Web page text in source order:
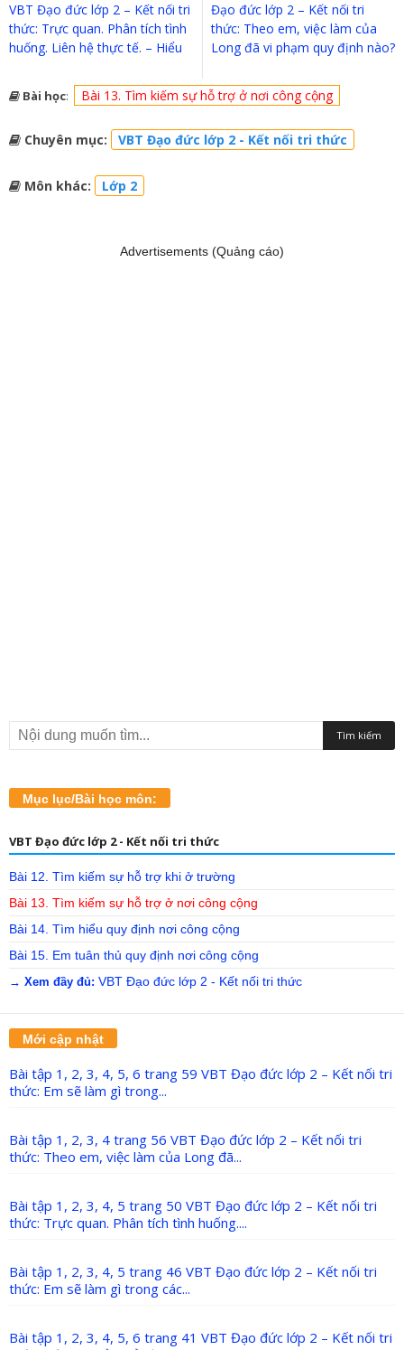
VBT Đạo đức lớp 2 – Kết nối tri
thức: Trực quan. Phân tích tình
huống. Liên hệ thực tế. – Hiểu
Đạo đức lớp 2 – Kết nối tri
thức: Theo em, việc làm của
Long đã vi phạm quy định nào?
Bài học: Bài 13. Tìm kiếm sự hỗ trợ ở nơi công cộng
Chuyên mục: VBT Đạo đức lớp 2 - Kết nối tri thức
Môn khác: Lớp 2
Advertisements (Quảng cáo)
Mục lục/Bài học môn:
VBT Đạo đức lớp 2 - Kết nối tri thức
Bài 12. Tìm kiếm sự hỗ trợ khi ở trường
Bài 13. Tìm kiếm sự hỗ trợ ở nơi công cộng
Bài 14. Tìm hiểu quy định nơi công cộng
Bài 15. Em tuân thủ quy định nơi công cộng
→ Xem đầy đủ: VBT Đạo đức lớp 2 - Kết nối tri thức
Mới cập nhật
Bài tập 1, 2, 3, 4, 5, 6 trang 59 VBT Đạo đức lớp 2 – Kết nối tri
thức: Em sẽ làm gì trong...
Bài tập 1, 2, 3, 4 trang 56 VBT Đạo đức lớp 2 – Kết nối tri
thức: Theo em, việc làm của Long đã...
Bài tập 1, 2, 3, 4, 5 trang 50 VBT Đạo đức lớp 2 – Kết nối tri
thức: Trực quan. Phân tích tình huống....
Bài tập 1, 2, 3, 4, 5 trang 46 VBT Đạo đức lớp 2 – Kết nối tri
thức: Em sẽ làm gì trong các...
Bài tập 1, 2, 3, 4, 5, 6 trang 41 VBT Đạo đức lớp 2 – Kết nối tri